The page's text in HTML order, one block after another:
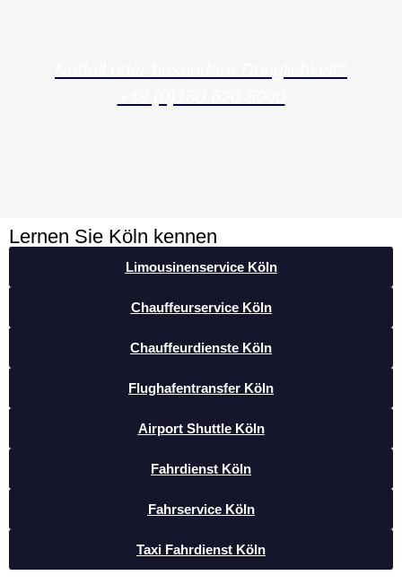
Lernen Sie Köln kennen
Limousinenservice Köln
Chauffeurservice Köln
Chauffeurdienste Köln
Flughafentransfer Köln
Airport Shuttle Köln
Fahrdienst Köln
Fahrservice Köln
Taxi Fahrdienst Köln